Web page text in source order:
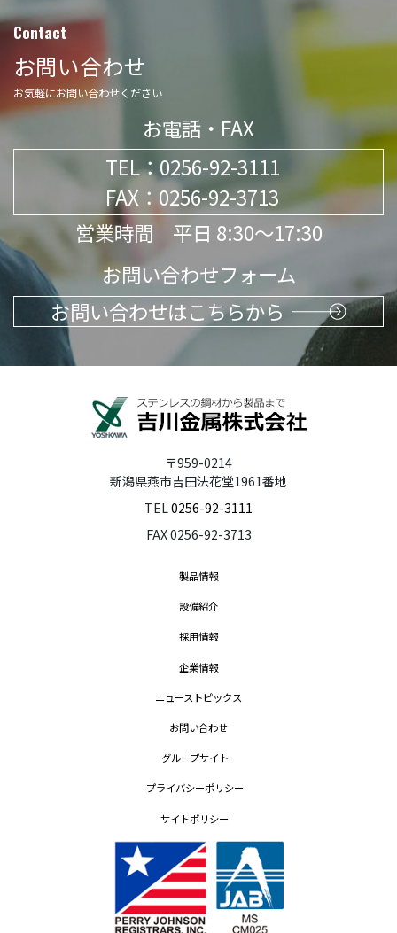
Contact
お問い合わせ
お気軽にお問い合わせください
お電話・FAX
TEL： 0256-92-3111
FAX：0256-92-3713
営業時間 平日 8:30～17:30
お問い合わせフォーム
お問い合わせはこちらから
〒959-0214
新潟県燕市吉田法花堂1961番地
TEL 0256-92-3111
FAX 0256-92-3713
製品情報
設備紹介
採用情報
企業情報
ニューストピックス
お問い合わせ
グループサイト
プライバシーポリシー
サイトポリシー